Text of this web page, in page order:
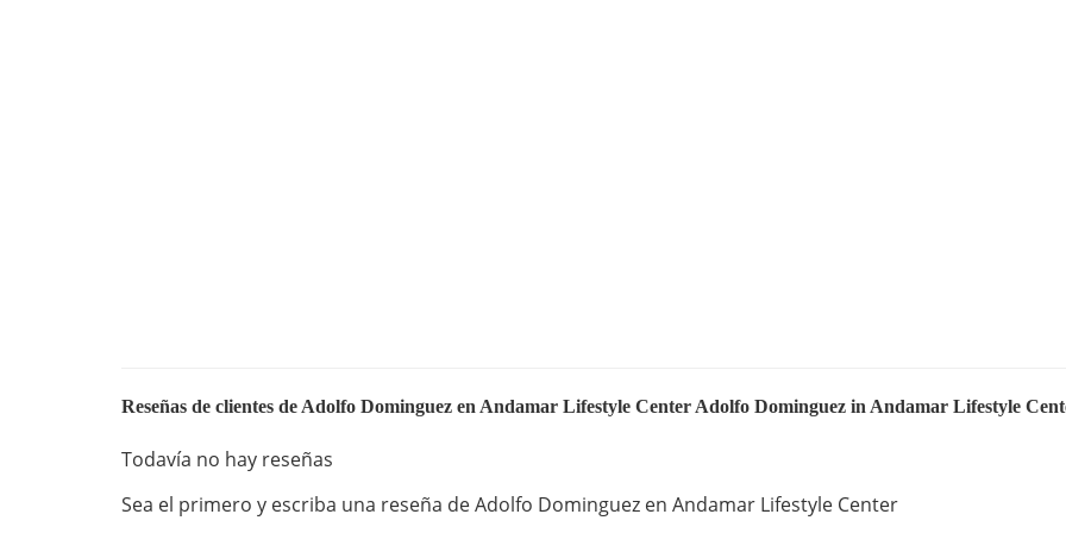
Reseñas de clientes de Adolfo Dominguez en Andamar Lifestyle Center Adolfo Dominguez in Andamar Lifestyle
Todavía no hay reseñas
Sea el primero y escriba una reseña de Adolfo Dominguez en Andamar Lifestyle Center